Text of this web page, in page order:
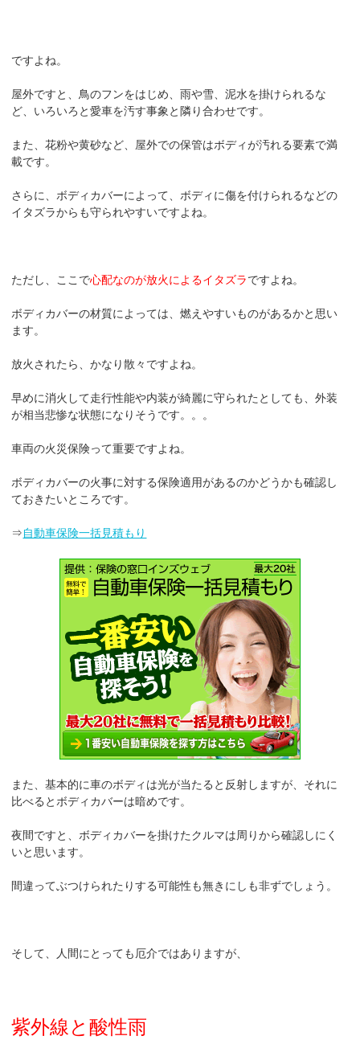
ですよね。
屋外ですと、鳥のフンをはじめ、雨や雪、泥水を掛けられるな
ど、いろいろと愛車を汚す事象と隣り合わせです。
また、花粉や黄砂など、屋外での保管はボディが汚れる要素で満
載です。
さらに、ボディカバーによって、ボディに傷を付けられるなどの
イタズラからも守られやすいですよね。
ただし、ここで心配なのが放火によるイタズラですよね。
ボディカバーの材質によっては、燃えやすいものがあるかと思い
ます。
放火されたら、かなり散々ですよね。
早めに消火して走行性能や内装が綺麗に守られたとしても、外装
が相当悲惨な状態になりそうです。。。
車両の火災保険って重要ですよね。
ボディカバーの火事に対する保険適用があるのかどうかも確認し
ておきたいところです。
⇒自動車保険一括見積もり
また、基本的に車のボディは光が当たると反射しますが、それに
比べるとボディカバーは暗めです。
夜間ですと、ボディカバーを掛けたクルマは周りから確認しにく
いと思います。
間違ってぶつけられたりする可能性も無きにしも非ずでしょう。
そして、人間にとっても厄介ではありますが、
紫外線と酸性雨